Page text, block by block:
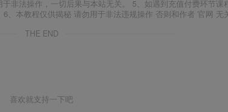
非法操作，一切后果与本站无关。 5、如遇到充值付费环节课
、本教程仅供揭秘 请勿用于非法违规操作 否则和作者 官网 无
THE END
喜欢就支持一下吧